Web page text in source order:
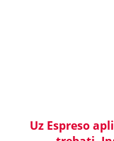
Uz Espreso